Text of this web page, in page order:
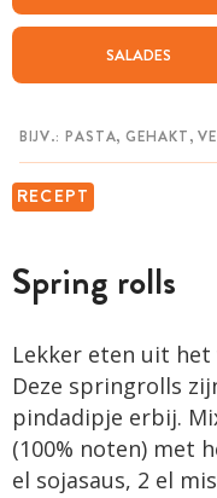
SALADES
RECEPT
Spring rolls
Lekker eten uit het
Deze springrolls
pindadipje erbij.
(100% noten) met
el sojasaus, 2 el
WEEKMENU
CHAT MET MAIA
MIJN BEWAARDE RECEPTEN